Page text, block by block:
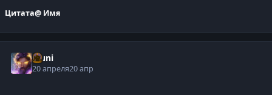
Цитата@ Имя
Muni
20 апреля20 апр